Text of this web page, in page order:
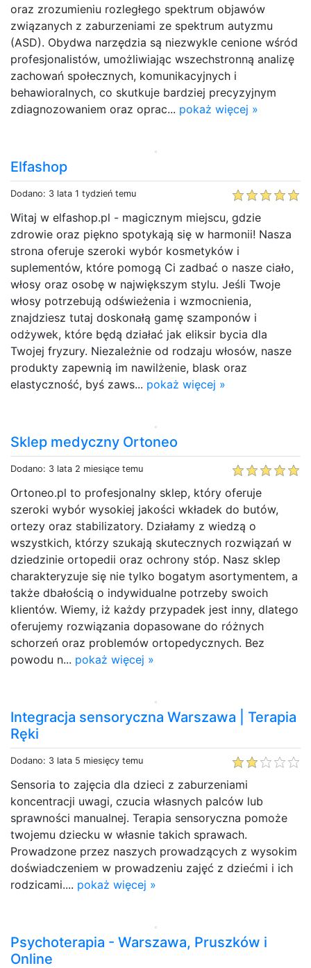
oraz zrozumieniu rozległego spektrum objawów
związanych z zaburzeniami ze spektrum autyzmu
(ASD). Obydwa narzędzia są niezwykle cenione wśród
profesjonalistów, umożliwiając wszechstronną analizę
zachowań społecznych, komunikacyjnych i
behawioralnych, co skutkuje bardziej precyzyjnym
zdiagnozowaniem oraz oprac... pokaż więcej »
Elfashop
Dodano: 3 lata 1 tydzień temu
Witaj w elfashop.pl - magicznym miejscu, gdzie
zdrowie oraz piękno spotykają się w harmonii! Nasza
strona oferuje szeroki wybór kosmetyków i
suplementów, które pomogą Ci zadbać o nasze ciało,
włosy oraz osobę w największym stylu. Jeśli Twoje
włosy potrzebują odświeżenia i wzmocnienia,
znajdziesz tutaj doskonałą gamę szamponów i
odżywek, które będą działać jak eliksir bycia dla
Twojej fryzury. Niezależnie od rodzaju włosów, nasze
produkty zapewnią im nawilżenie, blask oraz
elastyczność, byś zaws... pokaż więcej »
Sklep medyczny Ortoneo
Dodano: 3 lata 2 miesiące temu
Ortoneo.pl to profesjonalny sklep, który oferuje
szeroki wybór wysokiej jakości wkładek do butów,
ortezy oraz stabilizatory. Działamy z wiedzą o
wszystkich, którzy szukają skutecznych rozwiązań w
dziedzinie ortopedii oraz ochrony stóp. Nasz sklep
charakteryzuje się nie tylko bogatym asortymentem, a
także dbałością o indywidualne potrzeby swoich
klientów. Wiemy, iż każdy przypadek jest inny, dlatego
oferujemy rozwiązania dopasowane do różnych
schorzeń oraz problemów ortopedycznych. Bez
powodu n... pokaż więcej »
Integracja sensoryczna Warszawa | Terapia
Ręki
Dodano: 3 lata 5 miesięcy temu
Sensoria to zajęcia dla dzieci z zaburzeniami
koncentracji uwagi, czucia własnych palców lub
sprawności manualnej. Terapia sensoryczna pomoże
twojemu dziecku w własnie takich sprawach.
Prowadzone przez naszych prowadzących z wysokim
doświadczeniem w prowadzeniu zajęć z dziećmi i ich
rodzicami.... pokaż więcej »
Psychoterapia - Warszawa, Pruszków i
Online